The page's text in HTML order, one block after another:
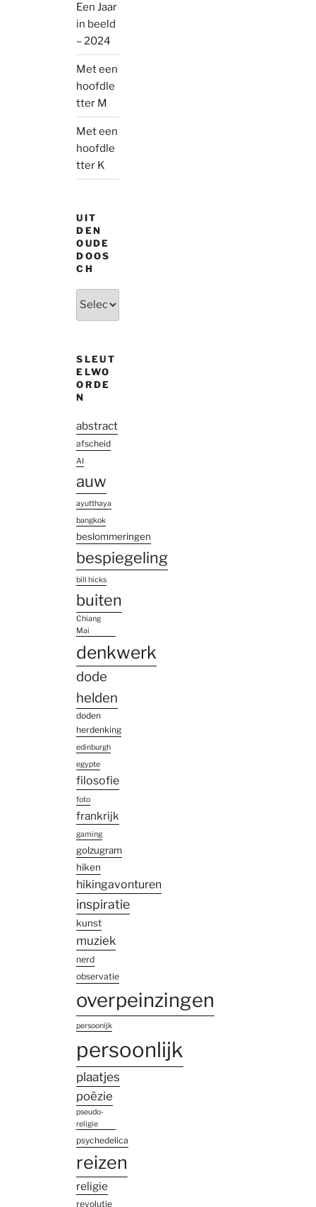
Een Jaar
in beeld
– 2024
Met een
hoofdle
tter M
Met een
hoofdle
tter K
UIT
DEN
OUDE
DOOS
CH
Uit
SLEUT
ELWO
ORDE
N
abstract
afscheid
AI
auw
ayutthaya
bangkok
beslommeringen
bespiegeling
bill hicks
buiten
Chiang
Mai
denkwerk
dode
helden
doden
herdenking
edinburgh
egypte
filosofie
foto
frankrijk
gaming
golzugram
hiken
hikingavonturen
inspiratie
kunst
muziek
nerd
observatie
overpeinzingen
persoonijk
persoonlijk
plaatjes
poëzie
pseudo-
religie
psychedelica
reizen
religie
revolutie